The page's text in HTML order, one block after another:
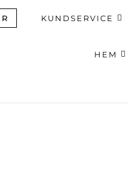
KUNDSERVICE
HEM